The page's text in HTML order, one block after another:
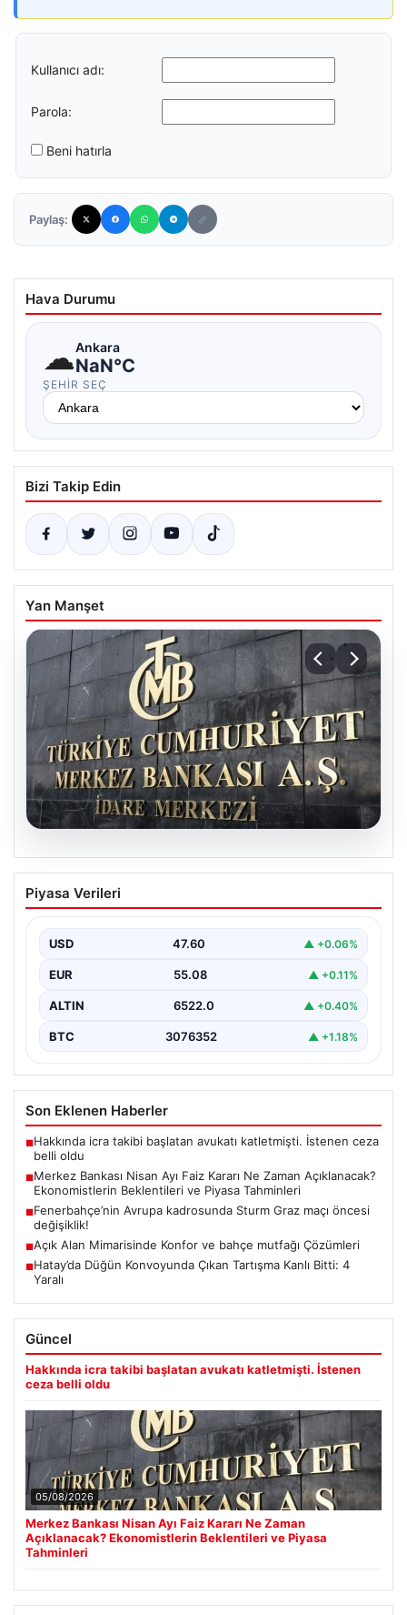
Kullanıcı adı:
Parola:
Beni hatırla
Paylaş:
Hava Durumu
☁Ankara
NaN°C
ŞEHIR SEÇ
Bizi Takip Edin
Yan Manşet
05.08.2026
Merkez Bankası Nisan Ayı Faiz Kararı Ne
Zaman Açıklanacak? Ekonomistlerin
Türkiye Cumhuriyet Merkez Bankası (TCMB) Para
üzere…
Piyasa Verileri
USD 47.60 ▲ +0.06%
EUR 55.08 ▲ +0.11%
ALTIN 6522.0 ▲ +0.40%
BTC 3076352 ▲ +1.18%
Son Eklenen Haberler
■Hakkında icra takibi başlatan avukatı katletmişti. İstenen ceza
belli oldu
■Merkez Bankası Nisan Ayı Faiz Kararı Ne Zaman Açıklanacak?
Ekonomistlerin Beklentileri ve Piyasa Tahminleri
■Fenerbahçe’nin Avrupa kadrosunda Sturm Graz maçı öncesi
değişiklik!
■Açık Alan Mimarisinde Konfor ve bahçe mutfağı Çözümleri
■Hatay’da Düğün Konvoyunda Çıkan Tartışma Kanlı Bitti: 4
Yaralı
Güncel
Hakkında icra takibi başlatan avukatı katletmişti. İstenen
ceza belli oldu
05/08/2026
Merkez Bankası Nisan Ayı Faiz Kararı Ne Zaman
Açıklanacak? Ekonomistlerin Beklentileri ve Piyasa
Tahminleri